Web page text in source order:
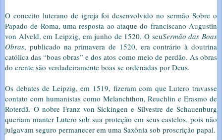
O conceito luterano de igreja foi desenvolvido no sermão Sobre o
Papado de Roma, uma resposta ao ataque do franciscano Augustin
von Alveld, em Leipzig, em junho de 1520. O seuSermão das Boas
Obras, publicado na primavera de 1520, era contrário à doutrina
católica das “boas obras” e dos atos como meio de perdão. As obras
do crente são verdadeiramente boas se ordenadas por Deus.
Os debates de Leipzig, em 1519, fizeram com que Lutero travasse
contato com humanistas como Melanchthon, Reuchlin e Erasmo de
Roterdã. O nobre Franz von Sickingen e Silvestre de Schauenburg
queriam manter Lutero sob sua proteção em seus castelos, pois não
julgavam seguro permanecer em uma Saxônia sob proscrição papal.